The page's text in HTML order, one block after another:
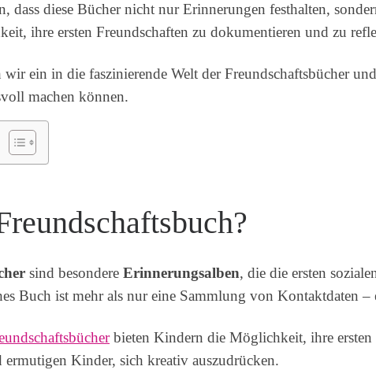
dass diese Bücher nicht nur Erinnerungen festhalten,
ihre ersten Freundschaften zu dokumentieren und zu
ein in die faszinierende Welt der Freundschaftsbücher
machen können.
sind besondere Erinnerungsalben, die die ersten
Buch ist mehr als nur eine Sammlung von Kontaktdaten
bieten Kindern die Möglichkeit, ihre ersten
Kinder, sich kreativ auszudrücken.